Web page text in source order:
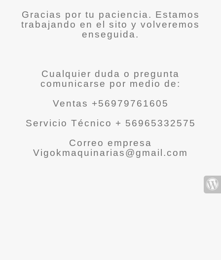
Gracias por tu paciencia. Estamos
trabajando en el sito y volveremos
enseguida.
Cualquier duda o pregunta
comunicarse por medio de:
Ventas +56979761605
Servicio Técnico + 56965332575
Correo empresa
Vigokmaquinarias@gmail.com